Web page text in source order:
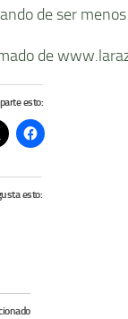
de ser
de
esto:
esto: